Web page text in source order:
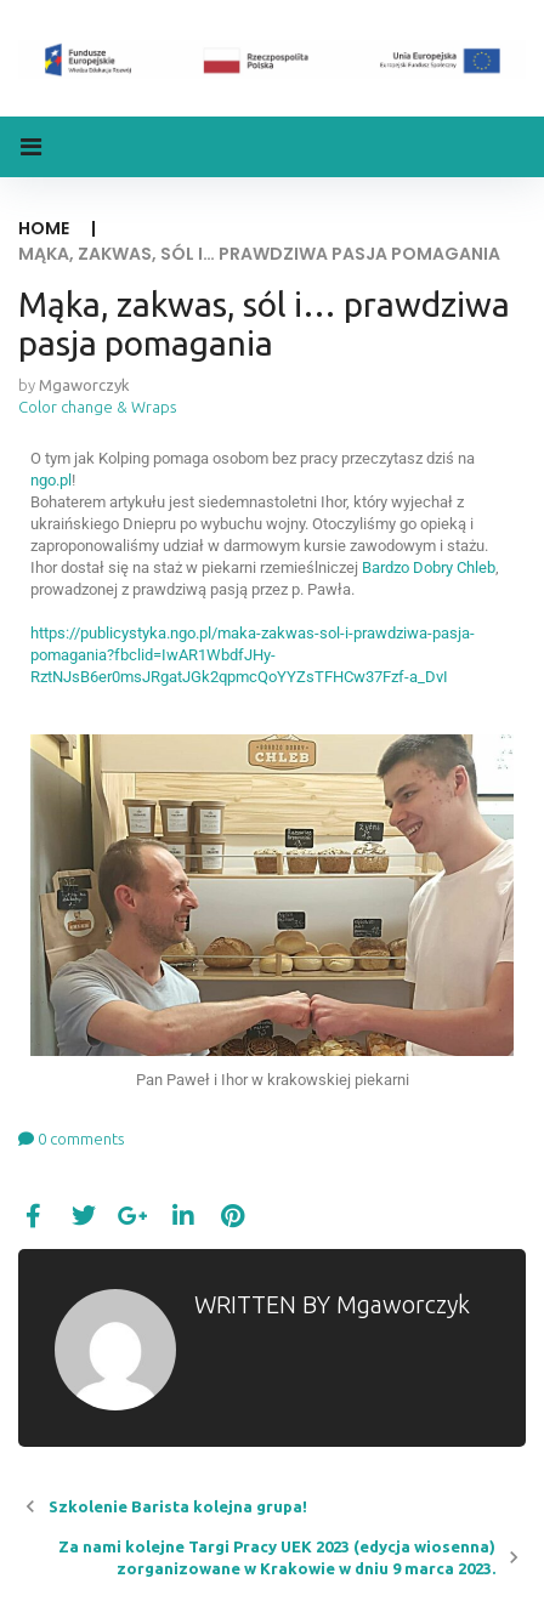
HOME
|
MĄKA, ZAKWAS, SÓL I… PRAWDZIWA PASJA POMAGANIA
Mąka, zakwas, sól i… prawdziwa
pasja pomagania
by Mgaworczyk
Color change & Wraps
O tym jak Kolping pomaga osobom bez pracy przeczytasz dziś na
ngo.pl !
Bohaterem artykułu jest siedemnastoletni Ihor, który wyjechał z
ukraińskiego Dniepru po wybuchu wojny. Otoczyliśmy go opieką i
zaproponowaliśmy udział w darmowym kursie zawodowym i stażu.
Ihor dostał się na staż w piekarni rzemieślniczej Bardzo Dobry Chleb,
prowadzonej z prawdziwą pasją przez p. Pawła.
https://publicystyka.ngo.pl/maka-zakwas-sol-i-prawdziwa-pasja-
pomagania?fbclid=IwAR1WbdfJHy-
RztNJsB6er0msJRgatJGk2qpmcQoYYZsTFHCw37Fzf-a_DvI
Pan Paweł i Ihor w krakowskiej piekarni
0 comments
WRITTEN BY Mgaworczyk
Szkolenie Barista kolejna grupa!
Za nami kolejne Targi Pracy UEK 2023 (edycja wiosenna)
zorganizowane w Krakowie w dniu 9 marca 2023.